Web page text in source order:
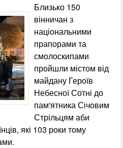
Близько 150
вінничан з
національними
прапорами та
смолоскипами
пройшли містом від
майдану Героїв
Небесної Сотні до
пам'ятника Січовим
Стрільцям аби
які 103 роки тому